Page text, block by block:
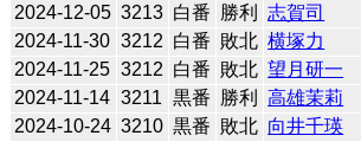
2024-12-05 3213 白番 勝利 志賀司
2024-11-30 3212 白番 敗北 横塚力
2024-11-25 3212 白番 敗北 望月研一
2024-11-14 3211 黒番 勝利 高雄茉莉
2024-10-24 3210 黒番 敗北 向井千瑛